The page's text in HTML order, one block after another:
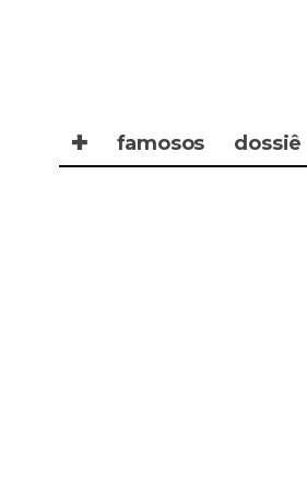
✚ famosos dossiê